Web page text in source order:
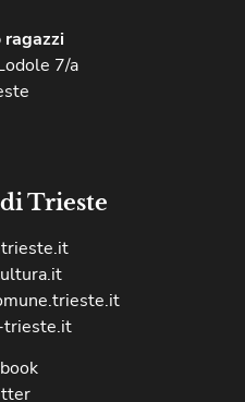
ragazzi
7/a
Trieste
trieste.it